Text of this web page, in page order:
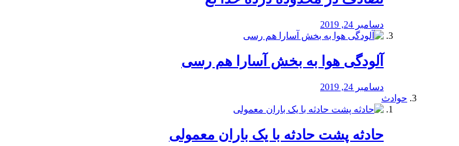
دسامبر 24, 2019
آلودگی هوا به بخش آسارا هم رسی
دسامبر 24, 2019
حوادث
️حادثه پشت حادثه با یک باران معمولی